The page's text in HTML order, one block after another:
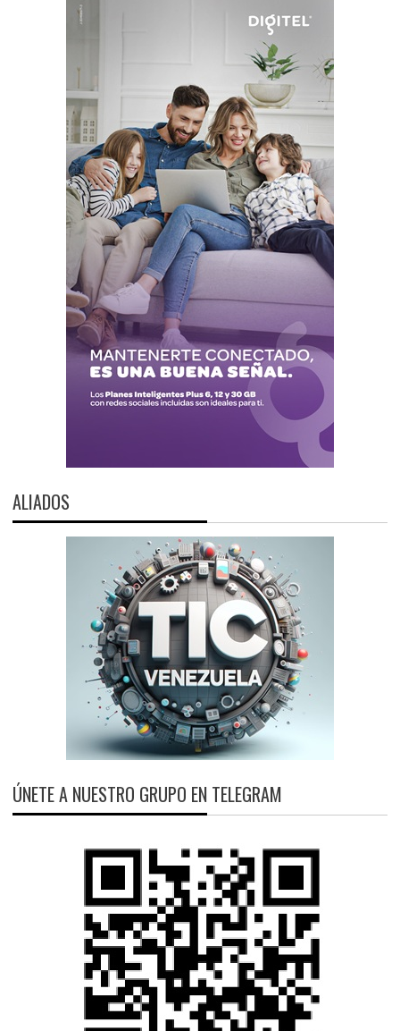
ALIADOS
ÚNETE A NUESTRO GRUPO EN TELEGRAM